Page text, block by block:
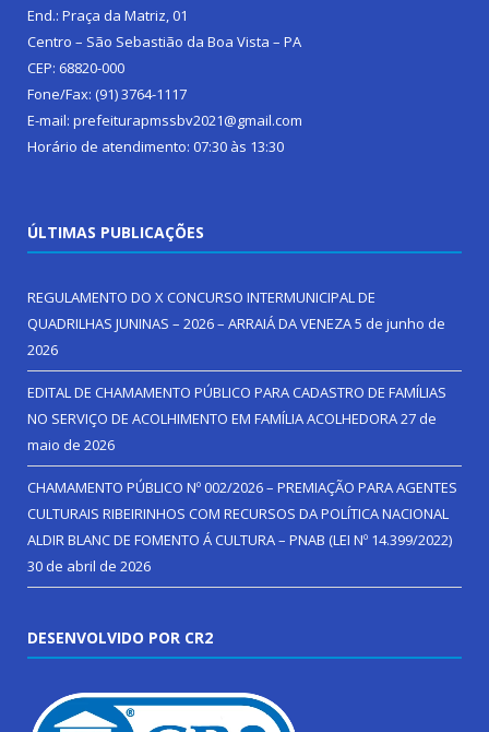
End.: Praça da Matriz, 01
Centro – São Sebastião da Boa Vista – PA
CEP: 68820-000
Fone/Fax: (91) 3764-1117
E-mail: prefeiturapmssbv2021@gmail.com
Horário de atendimento: 07:30 às 13:30
ÚLTIMAS PUBLICAÇÕES
REGULAMENTO DO X CONCURSO INTERMUNICIPAL DE
QUADRILHAS JUNINAS – 2026 – ARRAIÁ DA VENEZA5 de junho de
2026
EDITAL DE CHAMAMENTO PÚBLICO PARA CADASTRO DE FAMÍLIAS
NO SERVIÇO DE ACOLHIMENTO EM FAMÍLIA ACOLHEDORA27 de
maio de 2026
CHAMAMENTO PÚBLICO Nº 002/2026 – PREMIAÇÃO PARA AGENTES
CULTURAIS RIBEIRINHOS COM RECURSOS DA POLÍTICA NACIONAL
ALDIR BLANC DE FOMENTO Á CULTURA – PNAB (LEI Nº 14.399/2022)
30 de abril de 2026
DESENVOLVIDO POR CR2